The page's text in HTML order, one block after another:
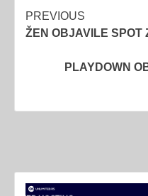
Post
navigation
PREVIOUS
ŽEN OBJAVILE SPOT
PLAYDOWN